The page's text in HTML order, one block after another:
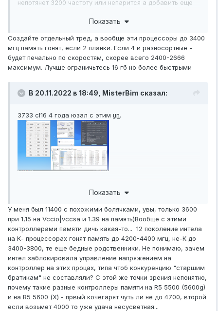
непотянет 3200 частоту или непарится а добавить еще
Показать
Создайте отдельный тред, а вообще эти процессоры до 3400
мгц память гонят, если 2 планки. Если 4 и разносортные -
будет печально по скоростям, скорее всего 2400-2666
максимум. Лучше ограничьтесь 16 гб но более быстрыми
В 20.11.2022 в 18:49, MisterBim сказал:
3733 cl16 4 года юзал с этим цп.
Показать
У меня был 11400 с похожими болячками, увы, только 3600
при 1,15 на Vccio|vccsa и 1.39 на память)Вообще с этими
контроллерами памяти дичь какая-то... 12 поколение интела
на К- процессорах гонят память до 4200-4400 мгц, не-К до
3400-3800, те еще бедные родственники. Не понимаю, зачем
интел заблокировала управление напряжением на
контроллер на этих процах, типа чтоб конкуренцию "старшим
братикам" не составляли? С этой же точки зрения непонятно,
почему такие разные контроллеры памяти на R5 5500 (5600g)
и на R5 5600 (Х) - првый кочегарят чуть ли не до 4700, второй
если возьмет 4000 то уже удача несусветная...